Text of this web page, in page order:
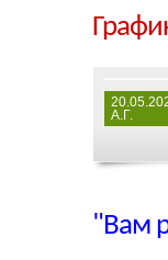
А.Г.
"Вам